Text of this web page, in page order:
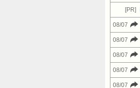
[PR]
08/07
08/07
08/07
08/07
08/07